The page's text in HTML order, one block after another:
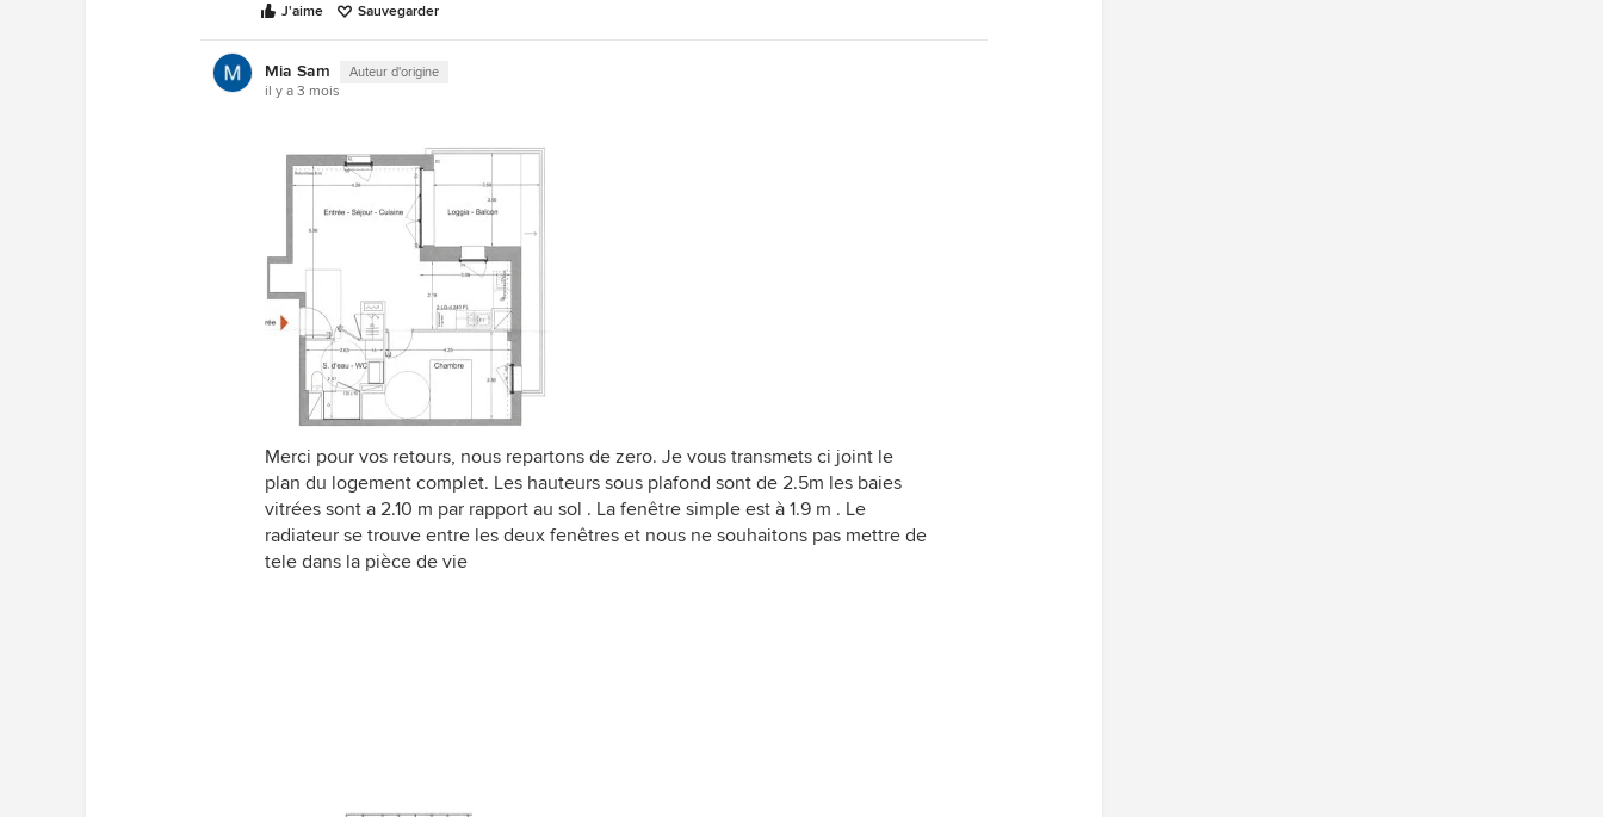
J'aime Sauvegarder
Mia Sam Auteur d'origine
il y a 3 mois
Merci pour vos retours, nous repartons de zero. Je vous transmets ci joint le
plan du logement complet. Les hauteurs sous plafond sont de 2.5m les baies
vitrées sont a 2.10 m par rapport au sol . La fenêtre simple est à 1.9 m . Le
radiateur se trouve entre les deux fenêtres et nous ne souhaitons pas mettre de
tele dans la pièce de vie